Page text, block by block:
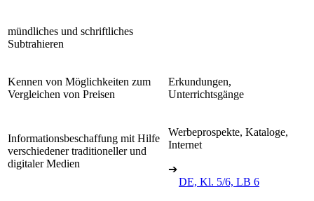
mündliches und schriftliches
Subtrahieren
Kennen von Möglichkeiten zum
Vergleichen von Preisen
Erkundungen,
Unterrichtsgänge
Informationsbeschaffung mit Hilfe
verschiedener traditioneller und
digitaler Medien
Werbeprospekte, Kataloge,
Internet
➔
DE, Kl. 5/6, LB 6